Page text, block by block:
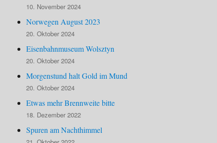
10. November 2024
Norwegen August 2023
20. Oktober 2024
Eisenbahnmuseum Wolsztyn
20. Oktober 2024
Morgenstund halt Gold im Mund
20. Oktober 2024
Etwas mehr Brennweite bitte
18. Dezember 2022
Spuren am Nachthimmel